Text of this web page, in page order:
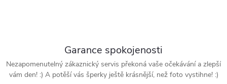
Garance spokojenosti
Nezapomenutelný zákaznický servis překoná vaše očekávání a zlepší
vám den! :) A potěší vás šperky ještě krásnější, než foto vystihne! :)